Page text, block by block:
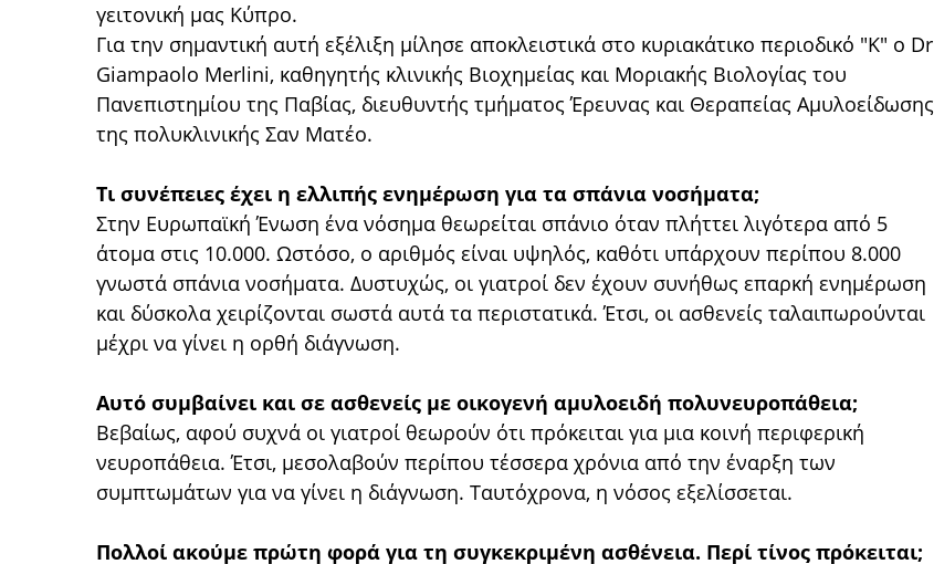
γειτονική μας Κύπρο.
Για την σημαντική αυτή εξέλιξη μίλησε αποκλειστικά στο κυριακάτικο περιοδικό "Κ" ο Dr
Giampaolo Merlini, καθηγητής κλινικής Βιοχημείας και Μοριακής Βιολογίας του
Πανεπιστημίου της Παβίας, διευθυντής τμήματος Έρευνας και Θεραπείας Αμυλοείδωσης
της πολυκλινικής Σαν Ματέο.
Τι συνέπειες έχει η ελλιπής ενημέρωση για τα σπάνια νοσήματα;
Στην Ευρωπαϊκή Ένωση ένα νόσημα θεωρείται σπάνιο όταν πλήττει λιγότερα από 5
άτομα στις 10.000. Ωστόσο, ο αριθμός είναι υψηλός, καθότι υπάρχουν περίπου 8.000
γνωστά σπάνια νοσήματα. Δυστυχώς, οι γιατροί δεν έχουν συνήθως επαρκή ενημέρωση
και δύσκολα χειρίζονται σωστά αυτά τα περιστατικά. Έτσι, οι ασθενείς ταλαιπωρούνται
μέχρι να γίνει η ορθή διάγνωση.
Αυτό συμβαίνει και σε ασθενείς με οικογενή αμυλοειδή πολυνευροπάθεια;
Βεβαίως, αφού συχνά οι γιατροί θεωρούν ότι πρόκειται για μια κοινή περιφερική
νευροπάθεια. Έτσι, μεσολαβούν περίπου τέσσερα χρόνια από την έναρξη των
συμπτωμάτων για να γίνει η διάγνωση. Ταυτόχρονα, η νόσος εξελίσσεται.
Πολλοί ακούμε πρώτη φορά για τη συγκεκριμένη ασθένεια. Περί τίνος πρόκειται;